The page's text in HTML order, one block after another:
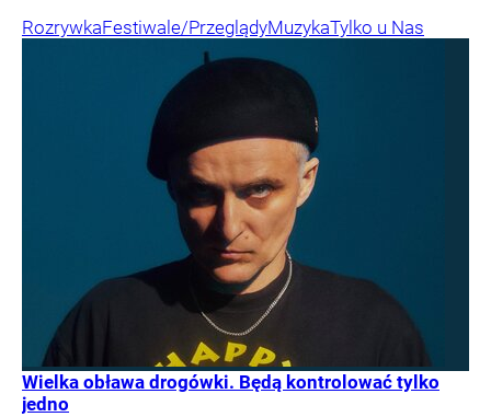
RozrywkaFestiwale/PrzeglądyMuzykaTylko u Nas
Wielka obława drogówki. Będą kontrolować tylko
jedno